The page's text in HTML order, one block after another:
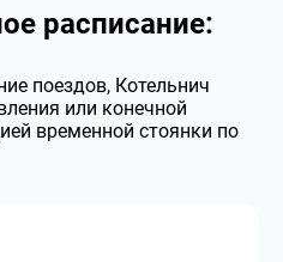
расписание:
поездов, Котельнич
или конечной
временной стоянки по